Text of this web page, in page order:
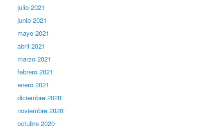
julio 2021
junio 2021
mayo 2021
abril 2021
marzo 2021
febrero 2021
enero 2021
diciembre 2020
noviembre 2020
octubre 2020